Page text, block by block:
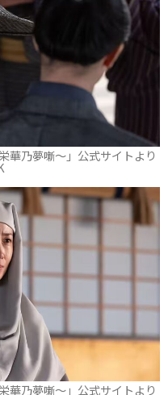
華乃夢噺～」公式サイトより
華乃夢噺～」公式サイトより